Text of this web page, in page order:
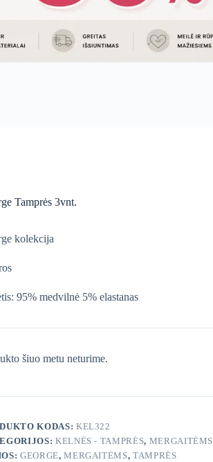
Tamprės 3vnt.
kolekcija
95% medvilnė 5% elastanas
šiuo metu neturime.
KODAS: KEL322
KELNĖS - TAMPRĖS, MERGAITĖMS
GEORGE,MERGAITĖMS,TAMPRĖS